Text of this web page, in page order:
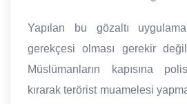
Yapılan bu gözaltı
gerekçesi olması gerekir
Müslümanların kapısına
kırarak terörist muamelesi